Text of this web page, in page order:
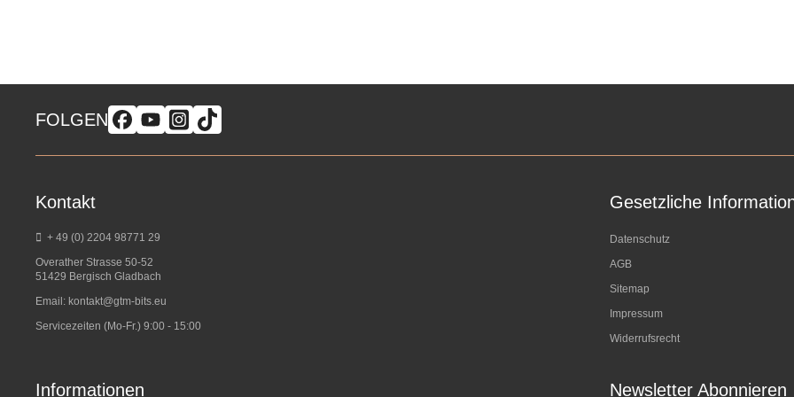
FOLGEN
Kontakt
+ 49 (0) 2204 98771 29
Overather Strasse 50-52
51429 Bergisch Gladbach
Email: kontakt@gtm-bits.eu
Servicezeiten (Mo-Fr.) 9:00 - 15:00
Gesetzliche
Datenschutz
AGB
Sitemap
Impressum
Widerrufsrecht
Informationen Newsletter Abonnieren